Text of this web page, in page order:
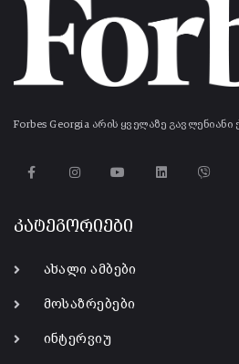
Forbes Georgia არის ყველაზე
კატეგორიები
ახალი ამბები
მოსაზრებები
ინტერვიუ